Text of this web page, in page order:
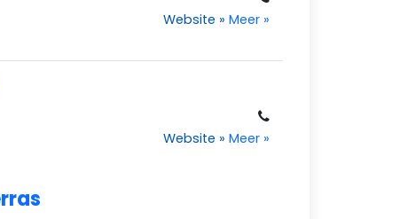
Website » Meer »
Website » Meer »